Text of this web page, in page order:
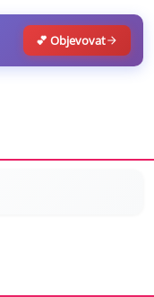
💕 Objevovat